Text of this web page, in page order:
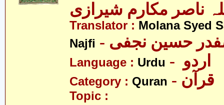
ناصر مکارم شیرازی
Translator : Molana Syed
Najfi
صفدر حسین نجفی
Language : Urdu
Category : Quran - قرآن
Topic :